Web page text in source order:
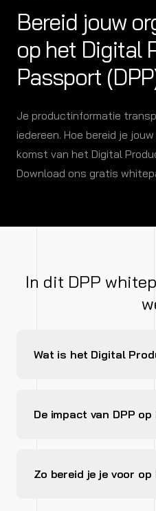
Bereid jouw
op het Digital
Passport
Je productinformatie
iedereen. Hoe bereid je
komst van het Digital
Download ons gratis
In dit DPP
Wat is het Digital
De impact van DPP
Zo bereid je je voor op